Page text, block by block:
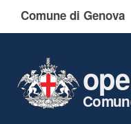
Comune di Genova